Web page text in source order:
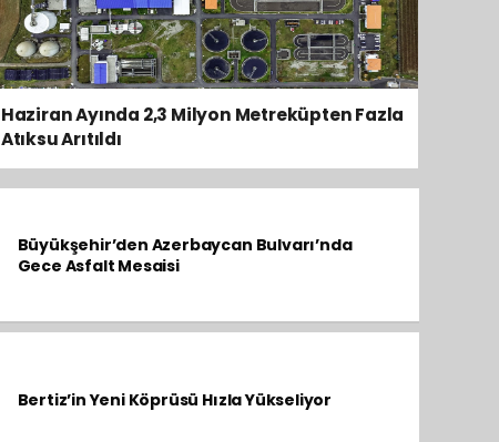
Haziran Ayında 2,3 Milyon Metreküpten Fazla
Atıksu Arıtıldı
Büyükşehir’den Azerbaycan Bulvarı’nda
Gece Asfalt Mesaisi
Bertiz’in Yeni Köprüsü Hızla Yükseliyor